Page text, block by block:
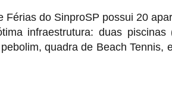
do SinproSP possui 20
infraestrutura: duas piscinas
quadra de Beach Tennis,